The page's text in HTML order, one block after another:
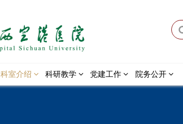
科室介绍 科研教学 党建工作 院务公开